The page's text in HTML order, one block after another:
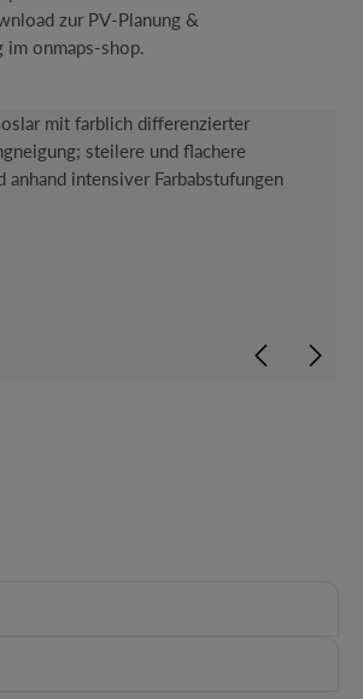
zur PV-Planung &
im onmaps-shop.